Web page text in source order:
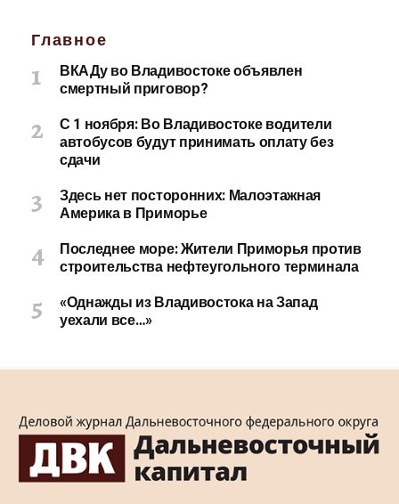
Главное
ВКАДу во Владивостоке объявлен
смертный приговор?
С 1 ноября: Во Владивостоке водители
автобусов будут принимать оплату без
сдачи
Здесь нет посторонних: Малоэтажная
Америка в Приморье
Последнее море: Жители Приморья против
строительства нефтеугольного терминала
«Однажды из Владивостока на Запад
уехали все…»